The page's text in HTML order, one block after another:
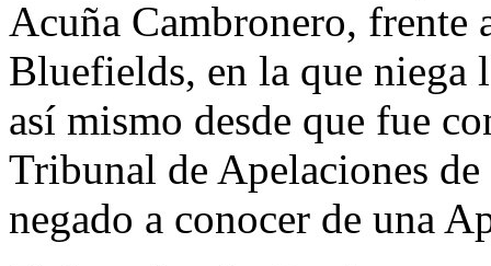
Acuña Cambronero, frente
Bluefields, en la que niega
así mismo desde que fue
Tribunal de Apelaciones
negado a conocer de una